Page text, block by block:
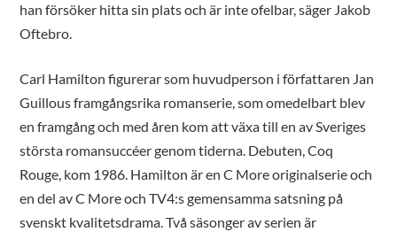
han försöker hitta sin plats och är inte ofelbar, säger Jakob
Oftebro.
Carl Hamilton figurerar som huvudperson i författaren Jan
Guillous framgångsrika romanserie, som omedelbart blev
en framgång och med åren kom att växa till en av Sveriges
största romansuccéer genom tiderna. Debuten, Coq
Rouge, kom 1986. Hamilton är en C More originalserie och
en del av C More och TV4:s gemensamma satsning på
svenskt kvalitetsdrama. Två säsonger av serien är